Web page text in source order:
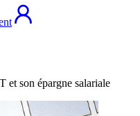
et son épargne salariale